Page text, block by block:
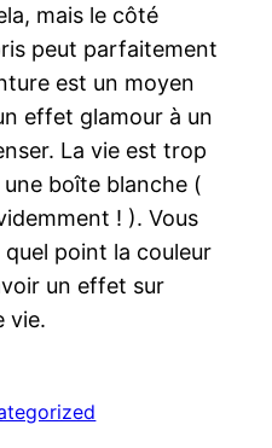
mais le côté
peut parfaitement
est un moyen
effet glamour à un
La vie est trop
boîte blanche (
! ). Vous
point la couleur
un effet sur
vie.